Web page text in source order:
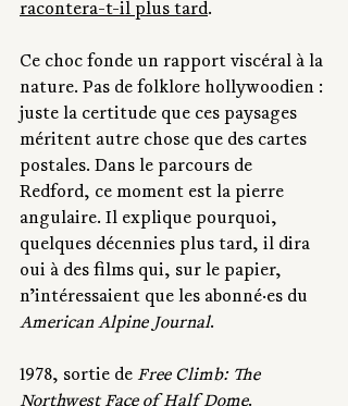
racontera-t-il plus tard.
Ce choc fonde un rapport viscéral à la
nature. Pas de folklore hollywoodien :
juste la certitude que ces paysages
méritent autre chose que des cartes
postales. Dans le parcours de
Redford, ce moment est la pierre
angulaire. Il explique pourquoi,
quelques décennies plus tard, il dira
oui à des films qui, sur le papier,
n’intéressaient que les abonné·es du
American Alpine Journal.
1978, sortie de Free Climb: The